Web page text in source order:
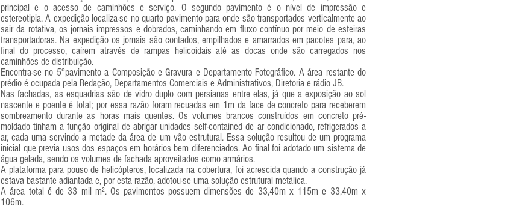
principal e o acesso de caminhões e serviço. O segundo pavimento é o nível de impressão e
estereotipia. A expedição localiza-se no quarto pavimento para onde são transportados verticalmente ao
sair da rotativa, os jornais impressos e dobrados, caminhando em fluxo contínuo por meio de esteiras
transportadoras. Na expedição os jornais são contados, empilhados e amarrados em pacotes para, ao
final do processo, caírem através de rampas helicoidais até as docas onde são carregados nos
caminhões de distribuição.
Encontra-se no 5°pavimento a Composição e Gravura e Departamento Fotográfico. A área restante do
prédio é ocupada pela Redação, Departamentos Comerciais e Administrativos, Diretoria e rádio JB.
Nas fachadas, as esquadrias são de vidro duplo com persianas entre elas, já que a exposição ao sol
nascente e poente é total; por essa razão foram recuadas em 1m da face de concreto para receberem
sombreamento durante as horas mais quentes. Os volumes brancos construídos em concreto pré-
moldado tinham a função original de abrigar unidades self-contained de ar condicionado, refrigerados a
ar, cada uma servindo a metade da área de um vão estrutural. Essa solução resultou de um programa
inicial que previa usos dos espaços em horários bem diferenciados. Ao final foi adotado um sistema de
água gelada, sendo os volumes de fachada aproveitados como armários.
A plataforma para pouso de helicópteros, localizada na cobertura, foi acrescida quando a construção já
estava bastante adiantada e, por esta razão, adotou-se uma solução estrutural metálica.
A área total é de 33 mil m². Os pavimentos possuem dimensões de 33,40m x 115m e 33,40m x
106m.